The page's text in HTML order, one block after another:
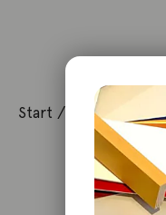
Start / Schmuck /